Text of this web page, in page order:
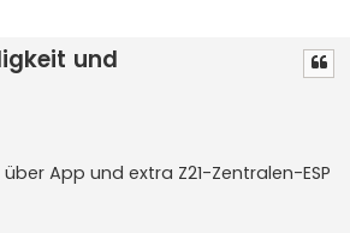
und
App und extra Z21-Zentralen-ESP